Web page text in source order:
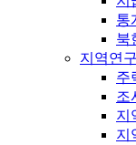
통
북
지역연
주
조
지
지